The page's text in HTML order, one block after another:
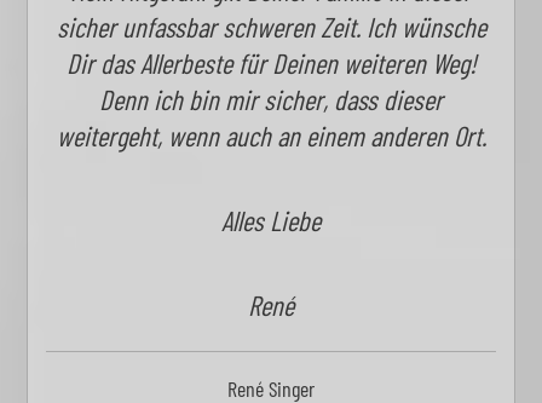
sicher unfassbar schweren Zeit. Ich wünsche
Dir das Allerbeste für Deinen weiteren Weg!
Denn ich bin mir sicher, dass dieser
weitergeht, wenn auch an einem anderen Ort.
Alles Liebe
René
René Singer